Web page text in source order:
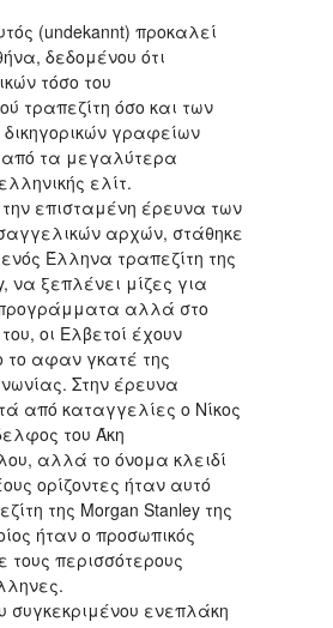
(undekannt) προκαλεί
δεδομένου ότι
τόσο του
τραπεζίτη όσο και των
γραφείων
από τα μεγαλύτερα
ελίτ.
επισταμένη έρευνα των
αρχών, στάθηκε
Έλληνα τραπεζίτη της
να ξεπλένει μίζες για
προγράμματα αλλά στο
οι Ελβετοί έχουν
το αφαν γκατέ της
Στην έρευνα
από καταγγελίες ο Νίκος
του Άκη
αλλά το όνομα κλειδί
ορίζοντες ήταν αυτό
της Morgan Stanley της
ήταν ο προσωπικός
τους περισσότερους
συγκεκριμένου ενεπλάκη